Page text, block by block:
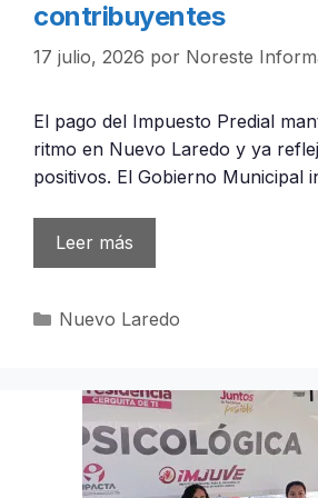
contribuyentes
17 julio, 2026 por Noreste
El pago del Impuesto Predial
ritmo en Nuevo Laredo y ya
positivos. El Gobierno Municipal
Leer más
Categorías
Nuevo Laredo